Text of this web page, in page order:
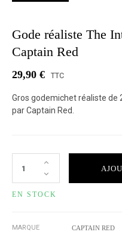
Gode réaliste The
Captain Red
29,90 € TTC
Gros godemichet réaliste de
par Captain Red.
EN STOCK
MARQUE CAPTAIN RED